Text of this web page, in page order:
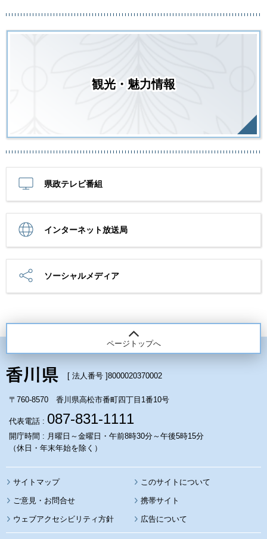
観光・魅力情報
県政テレビ番組
インターネット放送局
ソーシャルメディア
ページトップへ
[ 法人番号 ]8000020370002
〒760-8570 香川県高松市番町四丁目1番10号
代表電話 : 087-831-1111
開庁時間 : 月曜日～金曜日・午前8時30分～午後5時15分
（休日・年末年始を除く）
サイトマップ このサイトについて
携帯サイト
ウェブアクセシビリティ方針 広告について